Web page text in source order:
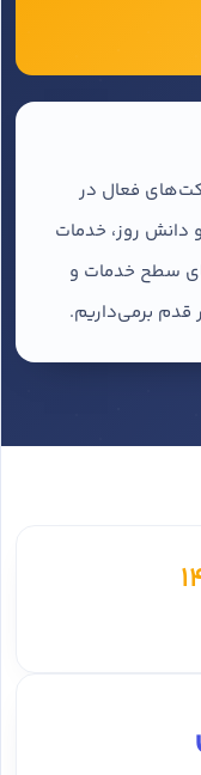
فعال در
دانش روز، خدمات
سطح خدمات و
قدم برمی‌داریم.